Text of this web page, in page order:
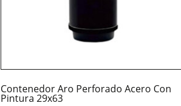
Contenedor Aro Perforado Acero Con
Pintura 29x63